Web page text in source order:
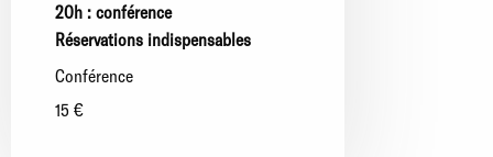
20h : conférence
Réservations indispensables
conférence
15 €